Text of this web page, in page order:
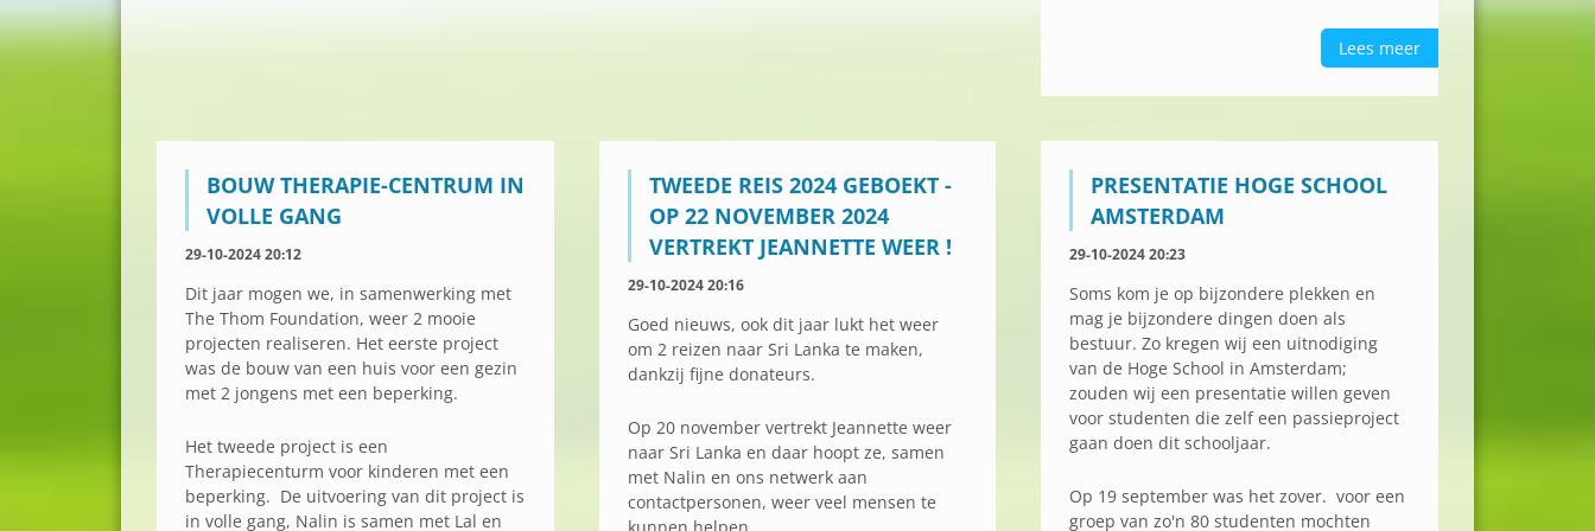
Lees meer
BOUW THERAPIE-CENTRUM IN
VOLLE GANG
29-10-2024 20:12
Dit jaar mogen we, in samenwerking met
The Thom Foundation, weer 2 mooie
projecten realiseren. Het eerste project
was de bouw van een huis voor een gezin
met 2 jongens met een beperking.
Het tweede project is een
Therapiecenturm voor kinderen met een
beperking. De uitvoering van dit project is
in volle gang, Nalin is samen met Lal en
TWEEDE REIS 2024 GEBOEKT -
OP 22 NOVEMBER 2024
VERTREKT JEANNETTE WEER !
29-10-2024 20:16
Goed nieuws, ook dit jaar lukt het weer
om 2 reizen naar Sri Lanka te maken,
dankzij fijne donateurs.
Op 20 november vertrekt Jeannette weer
naar Sri Lanka en daar hoopt ze, samen
met Nalin en ons netwerk aan
contactpersonen, weer veel mensen te
PRESENTATIE HOGE SCHOOL
AMSTERDAM
29-10-2024 20:23
Soms kom je op bijzondere plekken en
mag je bijzondere dingen doen als
bestuur. Zo kregen wij een uitnodiging
van de Hoge School in Amsterdam;
zouden wij een presentatie willen geven
voor studenten die zelf een passieproject
gaan doen dit schooljaar.
Op 19 september was het zover. voor een
groep van zo'n 80 studenten mochten